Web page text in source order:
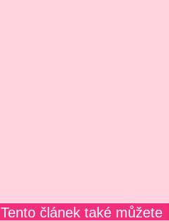
Tento článek také můžete